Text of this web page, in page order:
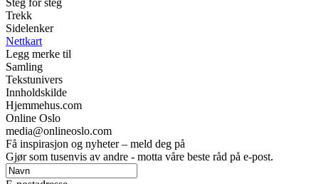
Steg for steg
Trekk
Sidelenker
Nettkart
Legg merke til
Samling
Tekstunivers
Innholdskilde
Hjemmehus.com
Online Oslo
media@onlineoslo.com
Få inspirasjon og nyheter – meld deg på
Gjør som tusenvis av andre - motta våre beste råd på e-post.